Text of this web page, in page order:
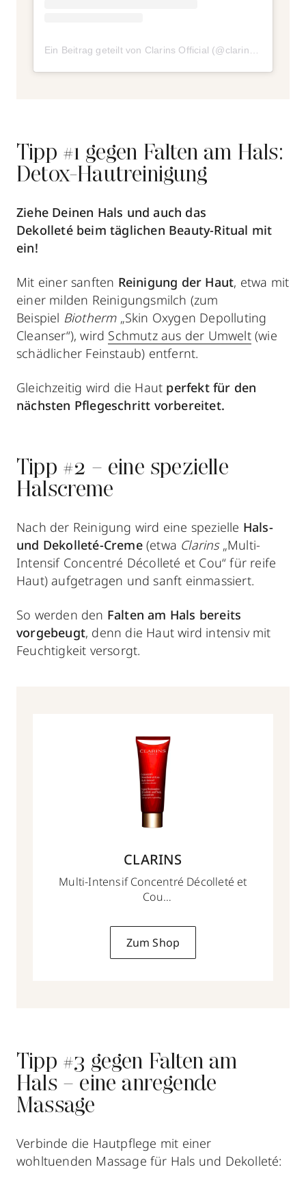
Tipp #1 gegen Falten am Hals:
Detox-Hautreinigung
Ziehe Deinen Hals und auch das
Dekolleté beim täglichen Beauty-Ritual mit
ein!
Mit einer sanften Reinigung der Haut, etwa mit
einer milden Reinigungsmilch (zum
Beispiel Biotherm „Skin Oxygen Depolluting
Cleanser“), wird Schmutz aus der Umwelt(wie
schädlicher Feinstaub) entfernt.
Gleichzeitig wird die Haut perfekt für den
nächsten Pflegeschritt vorbereitet.
Tipp #2 – eine spezielle
Halscreme
Nach der Reinigung wird eine spezielle Hals-
und Dekolleté-Creme(etwa Clarins „Multi-
Intensif Concentré Décolleté et Cou“ für reife
Haut) aufgetragen und sanft einmassiert.
So werden den Falten am Hals bereits
vorgebeugt, denn die Haut wird intensiv mit
Feuchtigkeit versorgt.
CLARINS
Multi-Intensif Concentré Décolleté et
Cou
Zum Shop
Tipp #3 gegen Falten am
Hals – eine anregende
Massage
Verbinde die Hautpflege mit einer
wohltuenden Massage für Hals und Dekolleté: